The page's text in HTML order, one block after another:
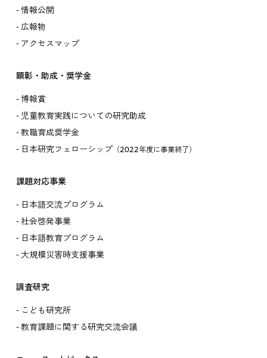
情報公開
広報物
アクセスマップ
顕彰・助成・奨学金
博報賞
児童教育実践についての研究助成
教職育成奨学金
日本研究フェローシップ（2022年度に事業終了）
課題対応事業
日本語交流プログラム
社会啓発事業
日本語教育プログラム
大規模災害時支援事業
調査研究
こども研究所
教育課題に関する研究交流会議